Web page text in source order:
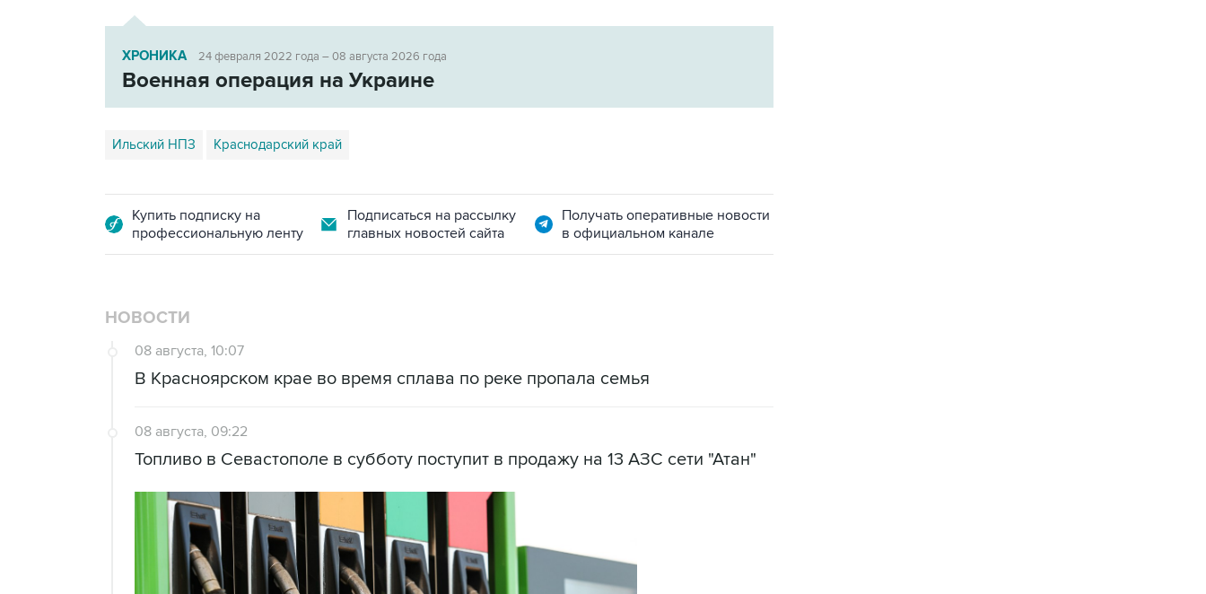
ХРОНИКА 24 февраля 2022 года – 08 августа 2026 года
Военная операция на Украине
Ильский НПЗ Краснодарский край
Купить подписку на
профессиональную ленту
Подписаться на рассылку
главных новостей сайта
Получать оперативные новости
в официальном канале
НОВОСТИ
08 августа, 10:07
В Красноярском крае во время сплава по реке пропала семья
08 августа, 09:22
Топливо в Севастополе в субботу поступит в продажу на 13 АЗС сети "Атан"